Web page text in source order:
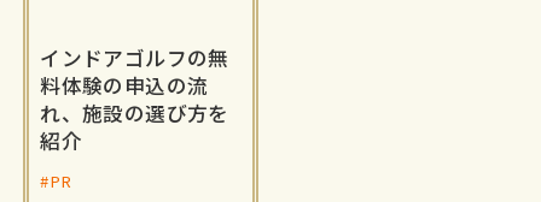
インドアゴルフの無
料体験の申込の流
れ、施設の選び方を
紹介
#PR